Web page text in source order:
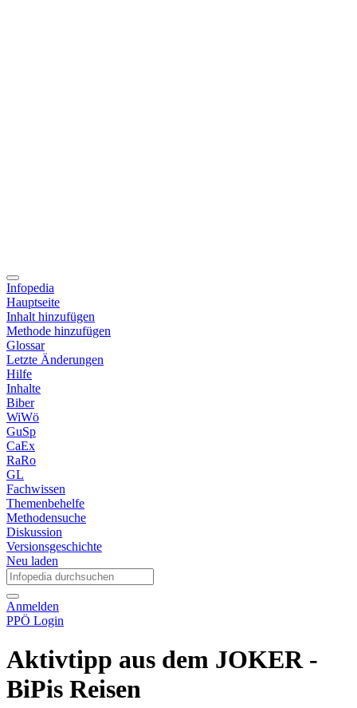
Infopedia
Hauptseite
Inhalt hinzufügen
Methode hinzufügen
Glossar
Letzte Änderungen
Hilfe
Inhalte
Biber
WiWö
GuSp
CaEx
RaRo
GL
Fachwissen
Themenbehelfe
Methodensuche
Diskussion
Versionsgeschichte
Neu laden
Anmelden
PPÖ Login
Aktivtipp aus dem JOKER -
BiPis Reisen